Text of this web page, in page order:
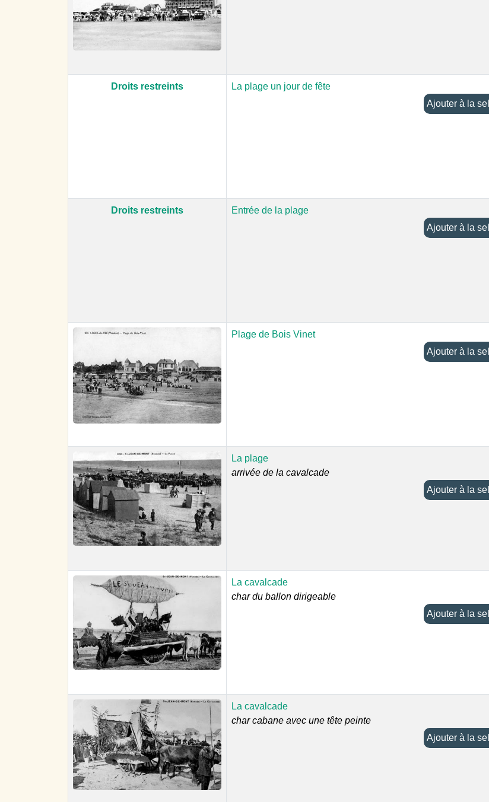
Droits restreints
La plage un jour de fête
Ajouter à
Droits restreints
Entrée de la plage
Ajouter à
Plage de Bois Vinet
Ajouter à
La plage
arrivée de la cavalcade
Ajouter à
La cavalcade
char du ballon dirigeable
Ajouter à
La cavalcade
char cabane avec une tête peinte
Ajouter à